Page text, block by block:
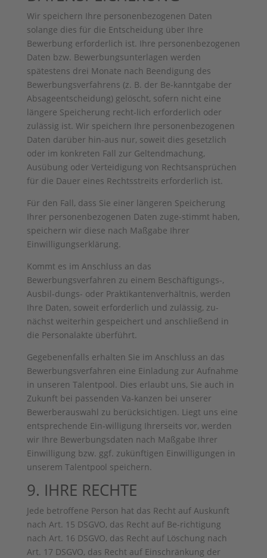
Wir speichern Ihre personenbezogenen Daten
solange dies für die Entscheidung über Ihre
Bewerbung erforderlich ist. Ihre personenbezogenen
Daten bzw. Bewerbungsunterlagen werden
spätestens drei Monate nach Beendigung des
Bewerbungsverfahrens (z. B. der Be-kanntgabe der
Absageentscheidung) gelöscht, sofern nicht eine
längere Speicherung recht-lich erforderlich oder
zulässig ist. Wir speichern Ihre personenbezogenen
Daten darüber hin-aus nur, soweit dies gesetzlich
oder im konkreten Fall zur Geltendmachung,
Ausübung oder Verteidigung von Rechtsansprüchen
für die Dauer eines Rechtsstreits erforderlich ist.
Für den Fall, dass Sie einer längeren Speicherung
Ihrer personenbezogenen Daten zuge-stimmt haben,
speichern wir diese nach Maßgabe Ihrer
Einwilligungserklärung.
Kommt es im Anschluss an das
Bewerbungsverfahren zu einem Beschäftigungs-,
Ausbil-dungs- oder Praktikantenverhältnis, werden
Ihre Daten, soweit erforderlich und zulässig, zu-
nächst weiterhin gespeichert und anschließend in
die Personalakte überführt.
Gegebenenfalls erhalten Sie im Anschluss an das
Bewerbungsverfahren eine Einladung zur Aufnahme
in unseren Talentpool. Dies erlaubt uns, Sie auch in
Zukunft bei passenden Va-kanzen bei unserer
Bewerberauswahl zu berücksichtigen. Liegt uns eine
entsprechende Ein-willigung Ihrerseits vor, werden
wir Ihre Bewerbungsdaten nach Maßgabe Ihrer
Einwilligung bzw. ggf. zukünftigen Einwilligungen in
unserem Talentpool speichern.
9. IHRE RECHTE
Jede betroffene Person hat das Recht auf Auskunft
nach Art. 15 DSGVO, das Recht auf Be-richtigung
nach Art. 16 DSGVO, das Recht auf Löschung nach
Art. 17 DSGVO, das Recht auf Einschränkung der